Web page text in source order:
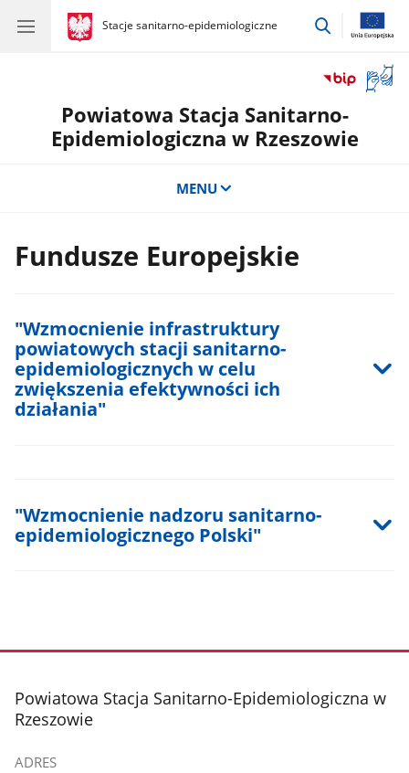
gov.pl
Stacje sanitarno-epidemiologiczne
gov.pl
Stacje
przejdź
okno
Powiatowa Stacja Sanitarno-
Epidemiologiczna w Rzeszowie
MENU
Fundusze Europejskie
"Wzmocnienie infrastruktury
powiatowych stacji sanitarno-
epidemiologicznych w celu
zwiększenia efektywności ich
działania"
"Wzmocnienie nadzoru sanitarno-
epidemiologicznego Polski"
stopka
Powiatowa Stacja Sanitarno-Epidemiologiczna w
Rzeszowie
ADRES